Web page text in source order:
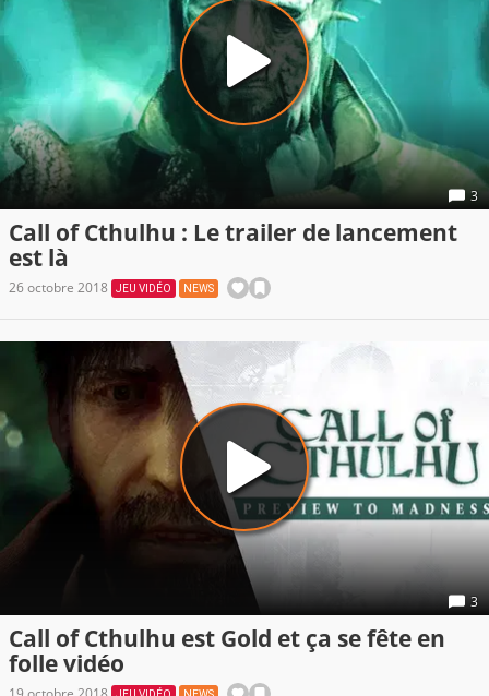
3
Call of Cthulhu : Le trailer de lancement
est là
26 octobre 2018 JEU VIDÉO NEWS
3
Call of Cthulhu est Gold et ça se fête en
folle vidéo